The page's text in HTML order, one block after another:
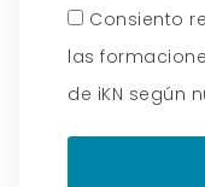
Consiento
las
de iKN según